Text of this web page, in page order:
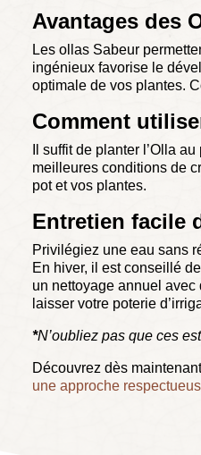
Avantages des
Les ollas Sabeur
ingénieux favorise le
optimale de vos plantes.
Comment
Il suffit de planter l’Olla
meilleures conditions de
pot et vos plantes.
Entretien facile
Privilégiez une eau sans
En hiver, il est conseillé
un nettoyage annuel
laisser votre poterie
*N’oubliez pas que ces
Découvrez dès
une approche